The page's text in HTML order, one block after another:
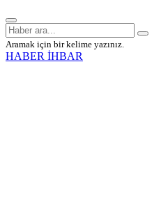
Aramak için bir kelime yazınız.
HABER İHBAR